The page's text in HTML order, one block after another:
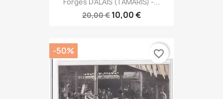
20,00 € 10,00 €
-50% favorite_border